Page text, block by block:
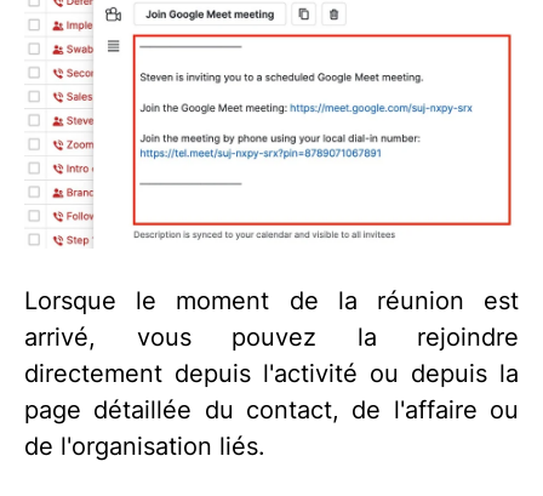
Lorsque le moment de la réunion est
arrivé, vous pouvez la rejoindre
directement depuis l'activité ou depuis la
page détaillée du contact, de l'affaire ou
de l'organisation liés.